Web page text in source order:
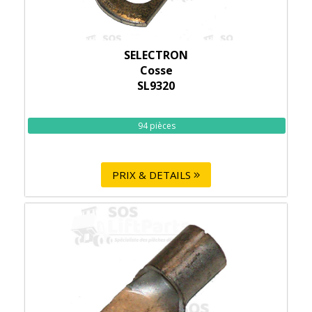
SELECTRON
Cosse
SL9320
94 pièces
PRIX & DETAILS